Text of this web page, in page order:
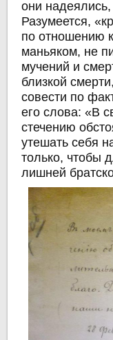
они
Разумеется,
по отношению
маньяком, не
мучений и
близкой
совести по
его слова: «В
стечению
утешать себя
только, чтобы
лишней